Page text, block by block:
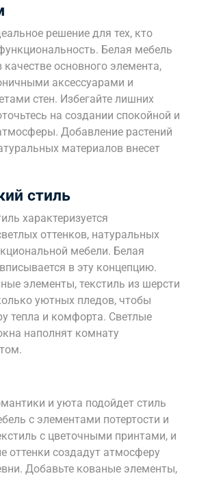
решение для тех, кто
Белая мебель
качестве основного элемента,
аксессуарами и
стен. Избегайте лишних
на создании спокойной и
Добавление растений
материалов внесет
стиль
характеризуется
оттенков, натуральных
мебели. Белая
в эту концепцию.
элементы, текстиль из шерсти
уютных пледов, чтобы
тепла и комфорта. Светлые
наполнят комнату
и уюта подойдет стиль
с элементами потертости и
с цветочными принтами, и
оттенки создадут атмосферу
Добавьте кованые элементы,